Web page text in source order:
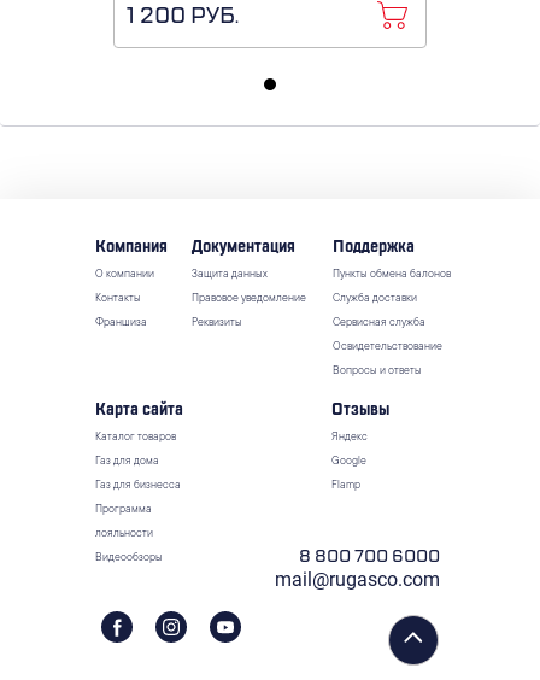
1 200 РУБ.
Компания
О компании
Контакты
Франшиза
Документация
Защита данных
Правовое уведомление
Реквизиты
Поддержка
Пункты обмена балонов
Служба доставки
Сервисная служба
Освидетельствование
Вопросы и ответы
Карта сайта
Каталог товаров
Газ для дома
Газ для бизнесса
Программа
лояльности
Видеообзоры
Отзывы
Яндекс
Google
Flamp
8 800 700 6000
mail@rugasco.com